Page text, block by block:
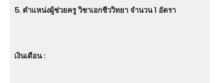
5. ตําแหน่งผู้ช่วยครู วิชาเอกชีววิทยา จำนวน 1 อัตรา
เงินเดือน :